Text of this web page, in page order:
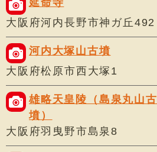
大阪府河内長野市神ガ丘492
河内大塚山古墳
大阪府松原市西大塚1
雄略天皇陵（島泉丸山古
墳）
大阪府羽曳野市島泉8